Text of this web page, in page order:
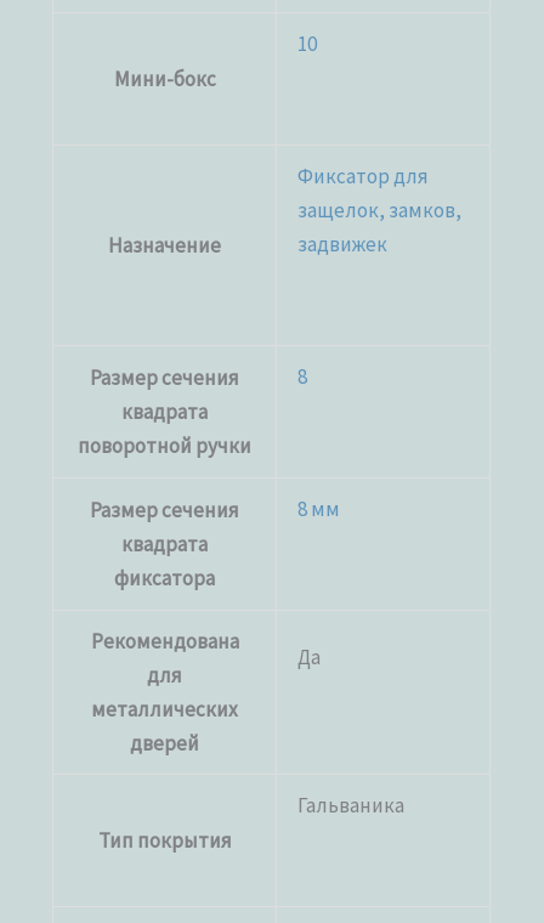
Мини-бокс
10
Назначение
Фиксатор для
защелок, замков,
задвижек
Размер сечения
квадрата
поворотной ручки
8
Размер сечения
квадрата
фиксатора
8 мм
Рекомендована
для
металлических
дверей
Да
Тип покрытия
Гальваника